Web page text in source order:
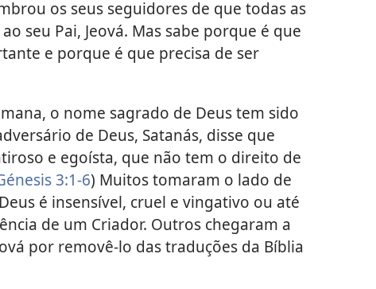
os seus seguidores de que todas as
seu Pai, Jeová. Mas sabe porque é que
e porque é que precisa de ser
o nome sagrado de Deus tem sido
de Deus, Satanás, disse que
e egoísta, que não tem o direito de
3:1-6) Muitos tomaram o lado de
é insensível, cruel e vingativo ou até
de um Criador. Outros chegaram a
por removê-lo das traduções da Bíblia